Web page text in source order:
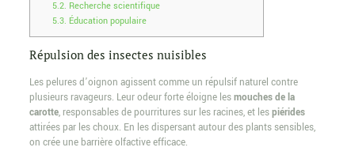
5.2. Recherche scientifique
5.3. Éducation populaire
Répulsion des insectes nuisibles
Les pelures d’oignon agissent comme un répulsif naturel contre
plusieurs ravageurs. Leur odeur forte éloigne lesmouches de la
carotte, responsables de pourritures sur les racines, et lespiérides
attirées par les choux. En les dispersant autour des plants sensibles,
on crée une barrière olfactive efficace.